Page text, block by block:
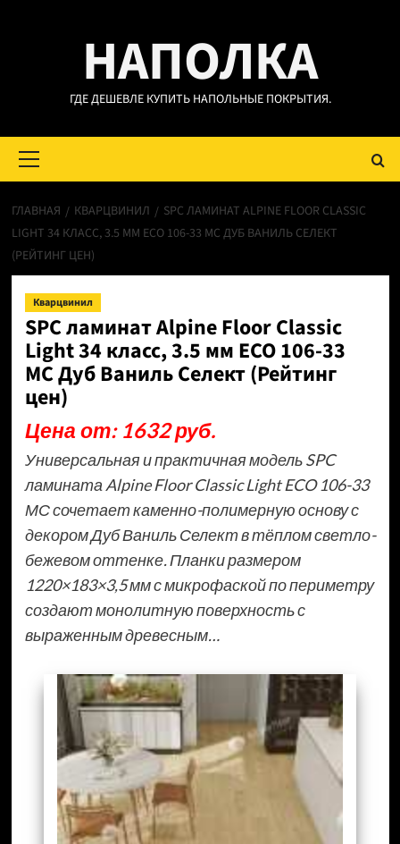
НАПОЛКА
ГДЕ ДЕШЕВЛЕ КУПИТЬ НАПОЛЬНЫЕ ПОКРЫТИЯ.
меню
ГЛАВНАЯ КВАРЦВИНИЛ
SPC ЛАМИНАТ ALPINE FLOOR CLASSIC
LIGHT 34 КЛАСС, 3.5 ММ ECO 106-33 МС ДУБ ВАНИЛЬ СЕЛЕКТ
(РЕЙТИНГ ЦЕН)
Кварцвинил
SPC ламинат Alpine Floor Classic
Light 34 класс, 3.5 мм ECO 106-33
МС Дуб Ваниль Селект (Рейтинг
цен)
Цена от: 1632 руб.
Универсальная и практичная модель SPC
ламината Alpine Floor Classic Light ECO 106-33
МС сочетает каменно-полимерную основу с
декором Дуб Ваниль Селект в тёплом светло-
бежевом оттенке. Планки размером
1220×183×3,5 мм с микрофаской по периметру
создают монолитную поверхность с
выраженным древесным…